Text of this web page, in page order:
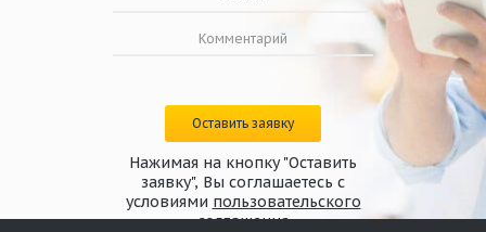
Оставить заявку
Нажимая на кнопку "Оставить
заявку", Вы соглашаетесь с
условиями пользовательского
соглашения